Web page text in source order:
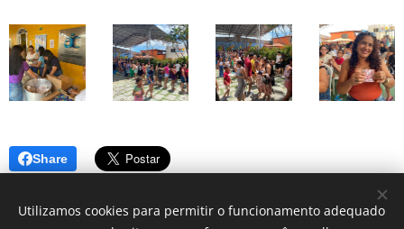
Share
Utilizamos cookies para permitir o funcionamento adequado